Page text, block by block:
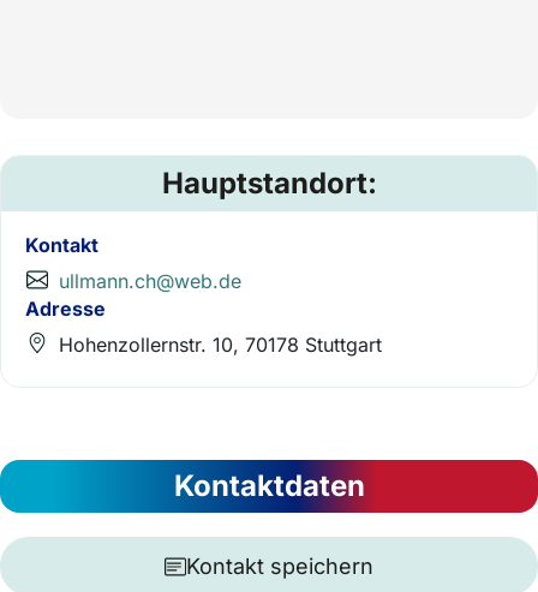
Hauptstandort:
Kontakt
ullmann.ch@web.de
Adresse
Hohenzollernstr. 10, 70178 Stuttgart
Kontaktdaten
Kontakt speichern